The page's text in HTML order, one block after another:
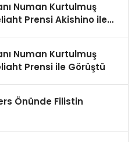
Numan Kurtulmuş
Prensi Akishino ile
Numan Kurtulmuş
Prensi ile Görüştü
Önünde Filistin